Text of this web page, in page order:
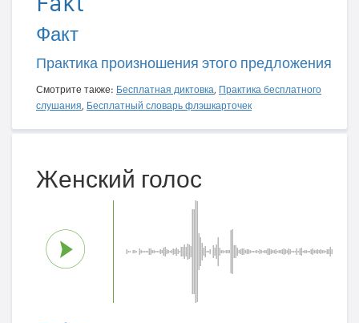
Факт
Практика произношения этого предложения
Смотрите также: Бесплатная диктовка, Практика бесплатного
слушания, Бесплатный словарь флэшкарточек
Женский голос